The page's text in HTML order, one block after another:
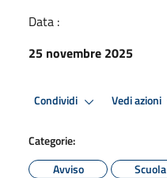
Data :
25 novembre 2025
Condividi Vedi azioni
Categorie:
Avviso
Scuola